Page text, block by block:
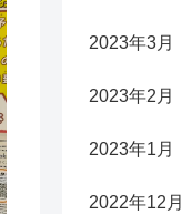
2023年3月
2023年2月
2023年1月
2022年12月